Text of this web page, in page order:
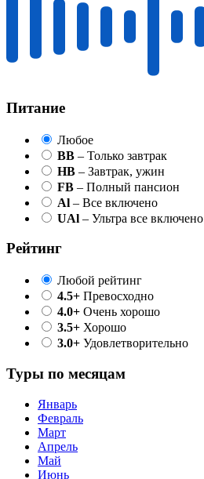
Питание
Любое
BB – Только завтрак
HB – Завтрак, ужин
FB – Полный пансион
Al – Все включено
UAl – Ультра все включено
Рейтинг
Любой рейтинг
4.5+ Превосходно
4.0+ Очень хорошо
3.5+ Хорошо
3.0+ Удовлетворительно
Туры по месяцам
Январь
Февраль
Март
Апрель
Май
Июнь